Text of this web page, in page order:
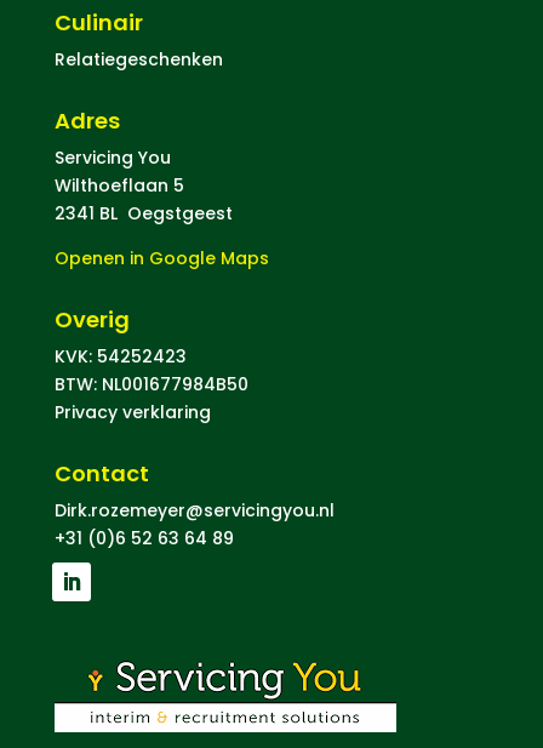
Culinair
Relatiegeschenken
Adres
Servicing You
Wilthoeflaan 5
2341 BL Oegstgeest
Openen in Google Maps
Overig
KVK: 54252423
BTW: NL001677984B50
Privacy verklaring
Contact
Dirk.rozemeyer@servicingyou.nl
+31 (0)6 52 63 64 89